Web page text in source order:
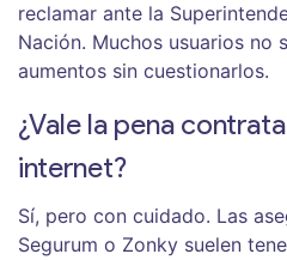
reclamar ante la
Nación. Muchos usuarios no
aumentos sin cuestionarlos.
¿Vale la pena
internet?
Sí, pero con cuidado. Las
Segurum o Zonky suelen